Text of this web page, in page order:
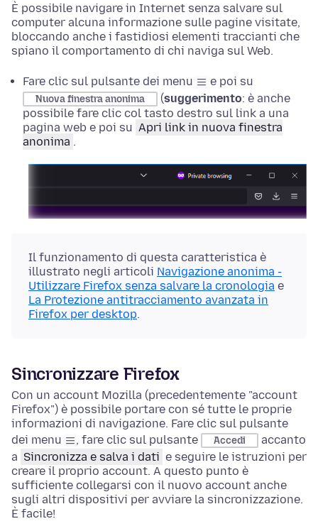
È possibile navigare in Internet senza salvare sul
computer alcuna informazione sulle pagine visitate,
bloccando anche i fastidiosi elementi traccianti che
spiano il comportamento di chi naviga sul Web.
Fare clic sul pulsante dei menu e poi su
Nuova finestra anonima (suggerimento: è anche
possibile fare clic col tasto destro sul link a una
pagina web e poi su Apri link in nuova finestra
anonima .
Il funzionamento di questa caratteristica è
illustrato negli articoli Navigazione anonima -
Utilizzare Firefox senza salvare la cronologia e
La Protezione antitracciamento avanzata in
Firefox per desktop.
Sincronizzare Firefox
Con un account Mozilla (precedentemente "account
Firefox") è possibile portare con sé tutte le proprie
informazioni di navigazione. Fare clic sul pulsante
dei menu
, fare clic sul pulsante Accedi
accanto
a Sincronizza e salva i dati e seguire le istruzioni per
creare il proprio account. A questo punto è
sufficiente collegarsi con il nuovo account anche
sugli altri dispositivi per avviare la sincronizzazione.
È facile!